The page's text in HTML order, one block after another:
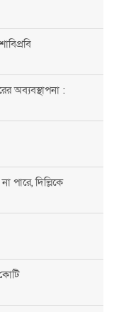
অব্যবস্থাপনা :
পারে, দিল্লিকে